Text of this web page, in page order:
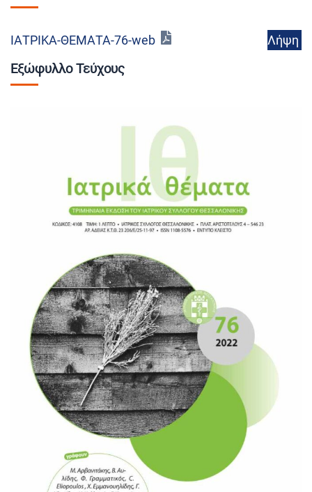
ΙΑΤΡΙΚΑ-ΘΕΜΑΤΑ-76-web Λήψη
Εξώφυλλο Τεύχους